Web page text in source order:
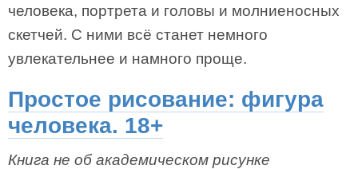
человека, портрета и головы и молниеносных
скетчей. С ними всё станет немного
увлекательнее и намного проще.
Простое рисование: фигура
человека. 18+
Книга не об академическом рисунке